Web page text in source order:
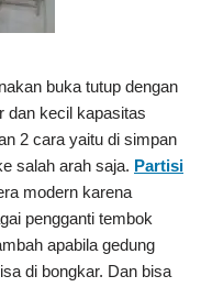
buka tutup dengan
dan kecil kapasitas
2 cara yaitu di simpan
salah arah saja. Partisi
modern karena
pengganti tembok
apabila gedung
di bongkar. Dan bisa